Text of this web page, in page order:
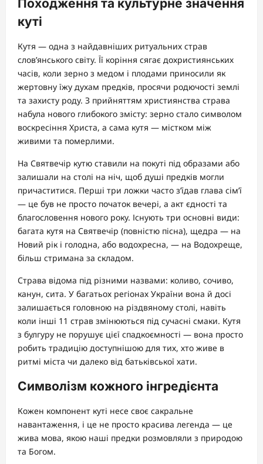
Походження та культурне значення
куті
Кутя — одна з найдавніших ритуальних страв
слов’янського світу. Її коріння сягає дохристиянських
часів, коли зерно з медом і плодами приносили як
жертовну їжу духам предків, просячи родючості землі
та захисту роду. З прийняттям християнства страва
набула нового глибокого змісту: зерно стало символом
воскресіння Христа, а сама кутя — містком між
живими та померлими.
На Святвечір кутю ставили на покуті під образами або
залишали на столі на ніч, щоб душі предків могли
причаститися. Перші три ложки часто з’їдав глава сім’ї
— це був не просто початок вечері, а акт єдності та
благословення нового року. Існують три основні види:
багата кутя на Святвечір (повністю пісна), щедра — на
Новий рік і голодна, або водохресна, — на Водохреще,
більш стримана за складом.
Страва відома під різними назвами: коливо, сочиво,
канун, сита. У багатьох регіонах України вона й досі
залишається головною на різдвяному столі, навіть
коли інші 11 страв змінюються під сучасні смаки. Кутя
з булгуру не порушує цієї спадкоємності — вона просто
робить традицію доступнішою для тих, хто живе в
ритмі міста чи далеко від батьківської хати.
Символізм кожного інгредієнта
Кожен компонент куті несе своє сакральне
навантаження, і це не просто красива легенда — це
жива мова, якою наші предки розмовляли з природою
та Богом.